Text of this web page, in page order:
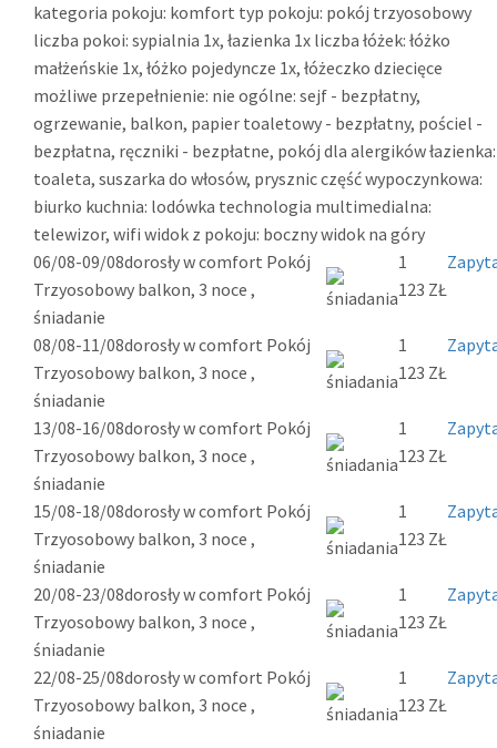
kategoria pokoju: komfort typ pokoju: pokój trzyosobowy
liczba pokoi: sypialnia 1x, łazienka 1x liczba łóżek: łóżko
małżeńskie 1x, łóżko pojedyncze 1x, łóżeczko dziecięce
możliwe przepełnienie: nie ogólne: sejf - bezpłatny,
ogrzewanie, balkon, papier toaletowy - bezpłatny, pościel -
bezpłatna, ręczniki - bezpłatne, pokój dla alergików łazienka:
toaleta, suszarka do włosów, prysznic część wypoczynkowa:
biurko kuchnia: lodówka technologia multimedialna:
telewizor, wifi widok z pokoju: boczny widok na góry
06/08-09/08dorosły w comfort Pokój
Trzyosobowy balkon, 3 noce ,
śniadanie
1
123 ZŁ
08/08-11/08dorosły w comfort Pokój
Trzyosobowy balkon, 3 noce ,
śniadanie
1
123 ZŁ
13/08-16/08dorosły w comfort Pokój
Trzyosobowy balkon, 3 noce ,
śniadanie
1
123 ZŁ
15/08-18/08dorosły w comfort Pokój
Trzyosobowy balkon, 3 noce ,
śniadanie
1
123 ZŁ
20/08-23/08dorosły w comfort Pokój
Trzyosobowy balkon, 3 noce ,
śniadanie
1
123 ZŁ
22/08-25/08dorosły w comfort Pokój
Trzyosobowy balkon, 3 noce ,
śniadanie
1
123 ZŁ